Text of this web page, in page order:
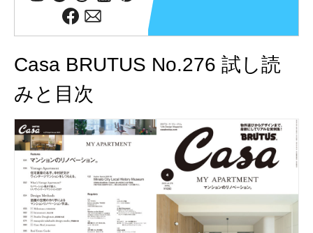
Casa BRUTUS No.276 試し読
みと目次